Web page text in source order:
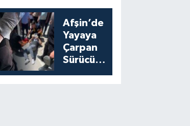
Start Aldı
Afşin’de
Yayaya
Çarpan
Sürücü